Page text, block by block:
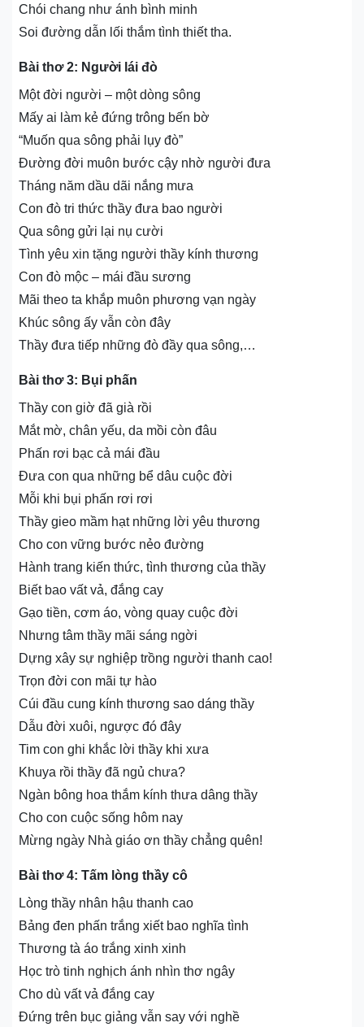
Chói chang như ánh bình minh
Soi đường dẫn lối thắm tình thiết tha.
Bài thơ 2: Người lái đò
Một đời người – một dòng sông
Mấy ai làm kẻ đứng trông bến bờ
“Muốn qua sông phải lụy đò”
Đường đời muôn bước cậy nhờ người đưa
Tháng năm dầu dãi nắng mưa
Con đò tri thức thầy đưa bao người
Qua sông gửi lại nụ cười
Tình yêu xin tặng người thầy kính thương
Con đò mộc – mái đầu sương
Mãi theo ta khắp muôn phương vạn ngày
Khúc sông ấy vẫn còn đây
Thầy đưa tiếp những đò đầy qua sông,…
Bài thơ 3: Bụi phấn
Thầy con giờ đã già rồi
Mắt mờ, chân yếu, da mồi còn đâu
Phấn rơi bạc cả mái đầu
Đưa con qua những bể dâu cuộc đời
Mỗi khi bụi phấn rơi rơi
Thầy gieo mầm hạt những lời yêu thương
Cho con vững bước nẻo đường
Hành trang kiến thức, tình thương của thầy
Biết bao vất vả, đắng cay
Gạo tiền, cơm áo, vòng quay cuộc đời
Nhưng tâm thầy mãi sáng ngời
Dựng xây sự nghiệp trồng người thanh cao!
Trọn đời con mãi tự hào
Cúi đầu cung kính thương sao dáng thầy
Dẫu đời xuôi, ngược đó đây
Tim con ghi khắc lời thầy khi xưa
Khuya rồi thầy đã ngủ chưa?
Ngàn bông hoa thắm kính thưa dâng thầy
Cho con cuộc sống hôm nay
Mừng ngày Nhà giáo ơn thầy chẳng quên!
Bài thơ 4: Tấm lòng thầy cô
Lòng thầy nhân hậu thanh cao
Bảng đen phấn trắng xiết bao nghĩa tình
Thương tà áo trắng xinh xinh
Học trò tinh nghịch ánh nhìn thơ ngây
Cho dù vất vả đắng cay
Đứng trên bục giảng vẫn say với nghề